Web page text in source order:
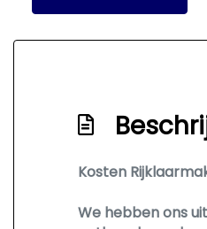
Kosten
We hebben ons